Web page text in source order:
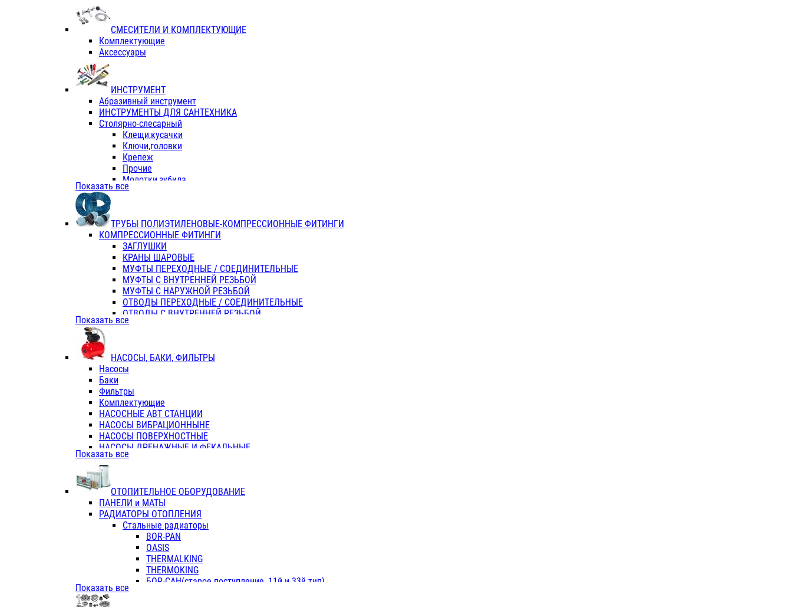
СМЕСИТЕЛИ И КОМПЛЕКТУЮЩИЕ
Комплектующие
Аксессуары
ИНСТРУМЕНТ
Абразивный инструмент
ИНСТРУМЕНТЫ ДЛЯ САНТЕХНИКА
Столярно-слесарный
Клещи,кусачки
Ключи,головки
Крепеж
Прочие
Молотки,зубила
Пассатижи,тонкогубцы,утконосы
Отвертки
Хоз. инвентарь
ЭЛ. ИНСТРУМЕНТ OASIS
Показать все
ТРУБЫ ПОЛИЭТИЛЕНОВЫЕ-КОМПРЕССИОННЫЕ ФИТИНГИ
КОМПРЕССИОННЫЕ ФИТИНГИ
ЗАГЛУШКИ
КРАНЫ ШАРОВЫЕ
МУФТЫ ПЕРЕХОДНЫЕ / СОЕДИНИТЕЛЬНЫЕ
МУФТЫ С ВНУТРЕННЕЙ РЕЗЬБОЙ
МУФТЫ С НАРУЖНОЙ РЕЗЬБОЙ
ОТВОДЫ ПЕРЕХОДНЫЕ / СОЕДИНИТЕЛЬНЫЕ
ОТВОДЫ С ВНУТРЕННЕЙ РЕЗЬБОЙ
ОТВОДЫ С НАРУЖНОЙ РЕЗЬБОЙ
ТРОЙНИКИ ПЕРЕХОДНЫЕ / СОЕДИНИТЕЛЬНЫЕ
ТРОЙНИКИ С ВНУТРЕННЕЙ РЕЗЬБОЙ
КОЛЬЦА РЕЗИНОВЫЕ
ТРУБЫ НАПОРНЫЕ
ТРУБЫ ГОФРИРОВАННЫЕ ДВУХСЛ.
ТРУБЫ ПОЛИЭТИЛЕНОВЫЕ
Показать все
НАСОСЫ, БАКИ, ФИЛЬТРЫ
Насосы
Баки
Фильтры
Комплектующие
НАСОСНЫЕ АВТ СТАНЦИИ
НАСОСЫ ВИБРАЦИОННЫНЕ
НАСОСЫ ПОВЕРХНОСТНЫЕ
НАСОСЫ ДРЕНАЖНЫЕ И ФЕКАЛЬНЫЕ
НАСОСЫ ПОВЫСИТ и ЦИРКУЛЯЦИОННЫЕ
НАСОСЫ СКВАЖИННЫЕ
Показать все
ОТОПИТЕЛЬНОЕ ОБОРУДОВАНИЕ
ПАНЕЛИ и МАТЫ
РАДИАТОРЫ ОТОПЛЕНИЯ
Стальные радиаторы
BOR-PAN
OASIS
THERMALKING
THERMOKING
БОР-САН(старое поступление, 11й и 33й тип)
Показать все